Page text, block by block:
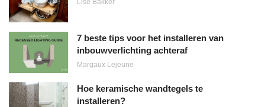
Lise Bakker
7 beste tips voor het installeren van
inbouwverlichting achteraf
Margaux Lejeune
Hoe keramische wandtegels te
installeren?